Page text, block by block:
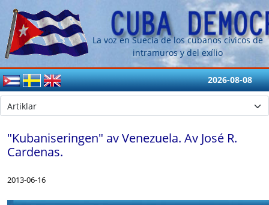
La voz en Suecia de los cubanos cívicos de
intramuros y del exílio
2026-08-08
"Kubaniseringen" av Venezuela. Av José R.
Cardenas.
2013-06-16